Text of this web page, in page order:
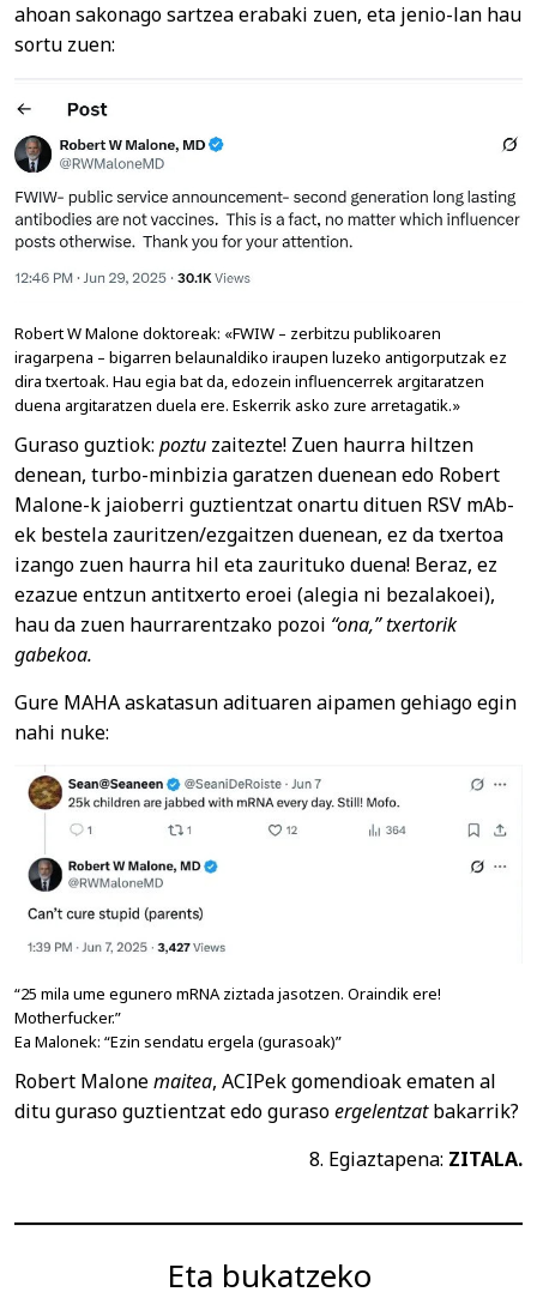
ahoan sakonago sartzea erabaki zuen, eta jenio-lan hau
sortu zuen:
Robert W Malone doktoreak: «FWIW – zerbitzu publikoaren
iragarpena – bigarren belaunaldiko iraupen luzeko antigorputzak ez
dira txertoak. Hau egia bat da, edozein influencerrek argitaratzen
duena argitaratzen duela ere. Eskerrik asko zure arretagatik.»
Guraso guztiok: poztu zaitezte! Zuen haurra hiltzen
denean, turbo-minbizia garatzen duenean edo Robert
Malone-k jaioberri guztientzat onartu dituen RSV mAb-
ek bestela zauritzen/ezgaitzen duenean, ez da txertoa
izango zuen haurra hil eta zaurituko duena! Beraz, ez
ezazue entzun antitxerto eroei (alegia ni bezalakoei),
hau da zuen haurrarentzako pozoi “ona,” txertorik
gabekoa.
Gure MAHA askatasun adituaren aipamen gehiago egin
nahi nuke:
“25 mila ume egunero mRNA ziztada jasotzen. Oraindik ere!
Motherfucker.”
Ea Malonek: “Ezin sendatu ergela (gurasoak)”
Robert Malonemaitea, ACIPek gomendioak ematen al
ditu guraso guztientzat edo gurasoergelentzatbakarrik?
8. Egiaztapena: ZITALA.
Eta bukatzeko